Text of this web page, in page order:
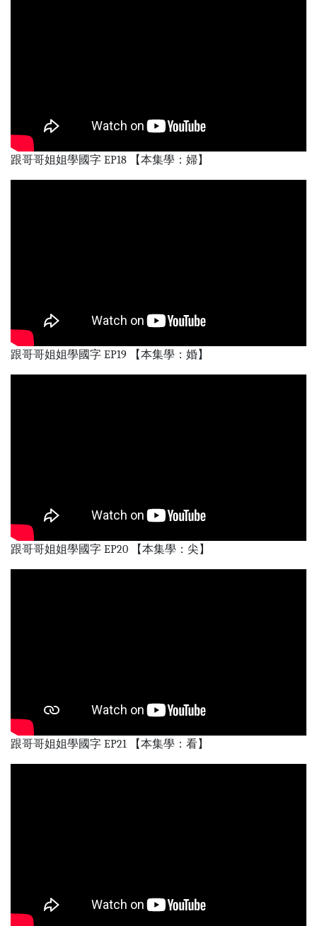
跟哥哥姐姐學國字 EP18 【本集學：婦】
跟哥哥姐姐學國字 EP19 【本集學：婚】
跟哥哥姐姐學國字 EP20 【本集學：尖】
跟哥哥姐姐學國字 EP21 【本集學：看】